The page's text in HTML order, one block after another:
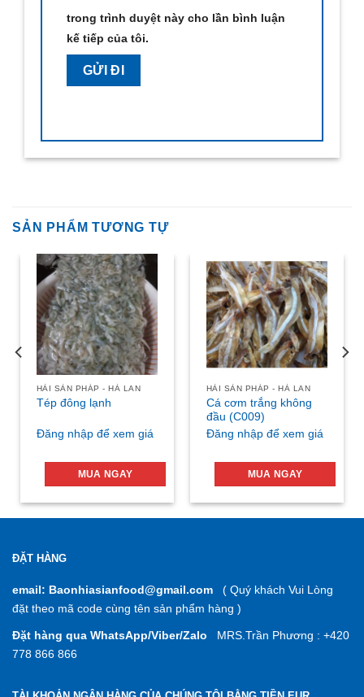
trong trình duyệt này cho lần bình luận
kế tiếp của tôi.
SẢN PHẨM TƯƠNG TỰ
HẢI SẢN PHÁP - HÀ LAN
Tép đông lạnh
Đăng nhập để xem giá
MUA NGAY
HẢI SẢN PHÁP - HÀ LAN
Cá cơm trắng không
đầu (C009)
Đăng nhập để xem giá
MUA NGAY
ĐẶT HÀNG
email: Baonhiasianfood@gmail.com ( Quý khách Vui Lòng
đặt theo mã code cùng tên sản phẩm hàng )
Đặt hàng qua WhatsApp/Viber/Zalo MRS.Trần Phương : +420
778 866 866